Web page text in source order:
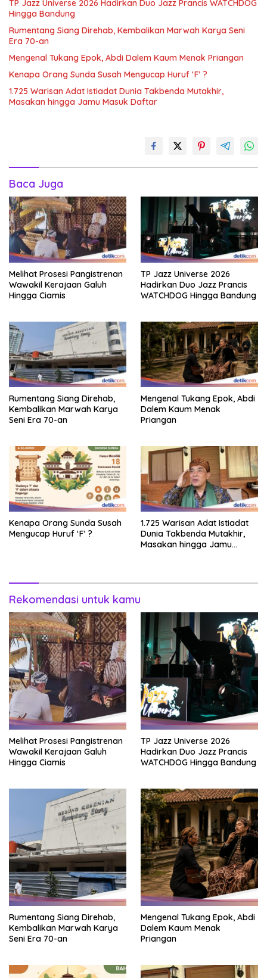
TP Jazz Universe 2026 Hadirkan Duo Jazz Prancis WATCHDOG
Hingga Bandung
Rumentang Siang Direhab, Kembalikan Marwah Karya Seni
Era 70-an
Mengenal Tukang Epok, Abdi Dalem Kaum Menak Priangan
Kenapa Orang Sunda Susah Mengucap Huruf ‘F’ ?
1.725 Warisan Adat Istiadat Dunia Takbenda Mutakhir,
Masakan hingga Jamu Masuk Daftar
Baca Juga
Melihat Prosesi Pangistrenan
Wawakil Kerajaan Galuh
Hingga Ciamis
TP Jazz Universe 2026
Hadirkan Duo Jazz Prancis
WATCHDOG Hingga Bandung
Rumentang Siang Direhab,
Kembalikan Marwah Karya
Seni Era 70-an
Mengenal Tukang Epok, Abdi
Dalem Kaum Menak
Priangan
Kenapa Orang Sunda Susah
Mengucap Huruf ‘F’ ?
1.725 Warisan Adat Istiadat
Dunia Takbenda Mutakhir,
Masakan hingga Jamu
Rekomendasi untuk kamu
Melihat Prosesi Pangistrenan
Wawakil Kerajaan Galuh
Hingga Ciamis
TP Jazz Universe 2026
Hadirkan Duo Jazz Prancis
WATCHDOG Hingga Bandung
Rumentang Siang Direhab,
Kembalikan Marwah Karya
Seni Era 70-an
Mengenal Tukang Epok, Abdi
Dalem Kaum Menak
Priangan